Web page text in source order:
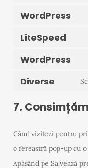
WordPress
LiteSpeed
WordPress
Diverse
7.
Când vizitezi pentru
o fereastră pop-up cu
Apăsând pe Salvează